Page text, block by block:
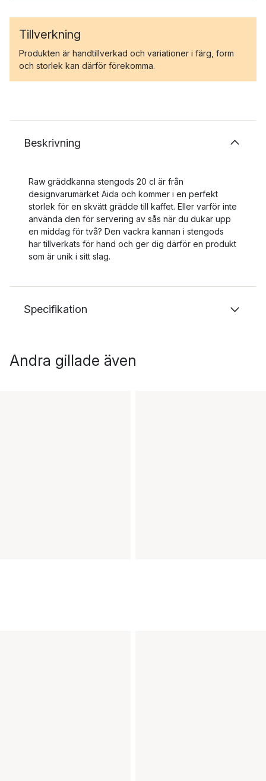
Tillverkning
Produkten är handtillverkad och variationer i färg, form
och storlek kan därför förekomma.
Beskrivning
Raw gräddkanna stengods 20 cl är från
designvarumärket Aida och kommer i en perfekt
storlek för en skvätt grädde till kaffet. Eller varför inte
använda den för servering av sås när du dukar upp
en middag för två? Den vackra kannan i stengods
har tillverkats för hand och ger dig därför en produkt
som är unik i sitt slag.
Specifikation
Andra gillade även